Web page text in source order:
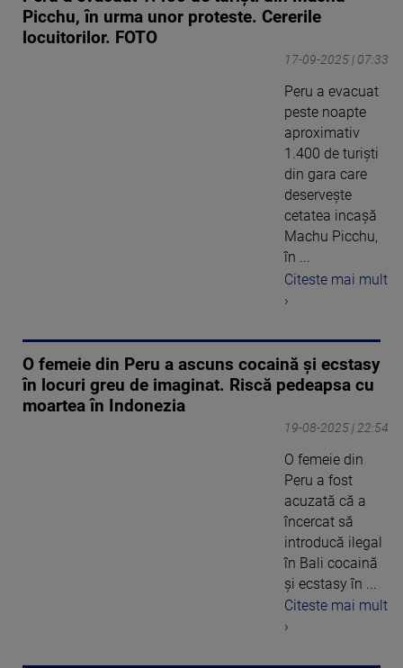
Picchu, în urma unor proteste. Cererile
locuitorilor. FOTO
17-09-2025 | 07:33
Peru a evacuat
peste noapte
aproximativ
1.400 de turişti
din gara care
deserveşte
cetatea incaşă
Machu Picchu,
în ...
Citeste mai mult
›
O femeie din Peru a ascuns cocaină și ecstasy
în locuri greu de imaginat. Riscă pedeapsa cu
moartea în Indonezia
19-08-2025 | 22:54
O femeie din
Peru a fost
acuzată că a
încercat să
introducă ilegal
în Bali cocaină
și ecstasy în ...
Citeste mai mult
›